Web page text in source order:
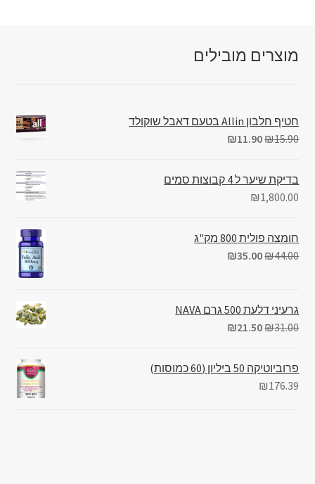
מוצרים מובילים
חטיף חלבון Allin בטעם דאבל שוקולד
₪15.90
₪11.90
בדיקת שיער ל 4 קבוצות סמים
₪1,800.00
חומצה פולית 800 מק"ג
₪44.00
₪35.00
גרעיני דלעת 500 גרם NAVA
₪31.00
₪21.50
פרוביוטיקה 50 ביליון (60 כמוסות)
₪176.39